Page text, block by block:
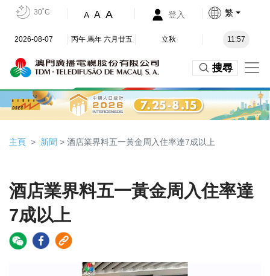
30˚C A A A 登入 繁
2026-08-07 丙午 馬年 六月廿五 立秋 11:57
搜尋
主頁 新聞 > 酒店業界料五一黃金周入住率達7成以上
酒店業界料五一黃金周入住率達
7成以上